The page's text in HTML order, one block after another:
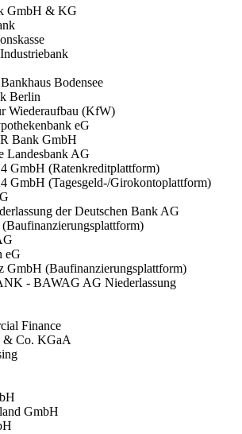
GmbH & KG
Bodensee
Berlin
Wiederaufbau (KfW)
eG
Bank GmbH
Landesbank AG
GmbH (Ratenkreditplattform)
GmbH (Tagesgeld-/Girokontoplattform)
der Deutschen Bank AG
eG
GmbH (Baufinanzierungsplattform)
- BAWAG AG Niederlassung
Finance
& Co. KGaA
GmbH